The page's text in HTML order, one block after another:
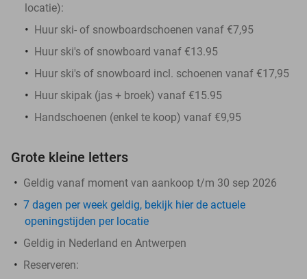
locatie):
Huur ski- of snowboardschoenen vanaf €7,95
Huur ski's of snowboard vanaf €13.95
Huur ski's of snowboard incl. schoenen vanaf €17,95
Huur skipak (jas + broek) vanaf €15.95
Handschoenen (enkel te koop) vanaf €9,95
Grote kleine letters
Geldig vanaf moment van aankoop t/m 30 sep 2026
7 dagen per week geldig, bekijk hier de actuele
openingstijden per locatie
Geldig in Nederland en Antwerpen
Reserveren: